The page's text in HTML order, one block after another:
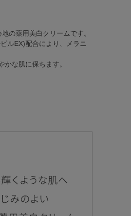
の薬用美白クリームです。
ルEX)配合により、メラニ
な肌に保ちます。